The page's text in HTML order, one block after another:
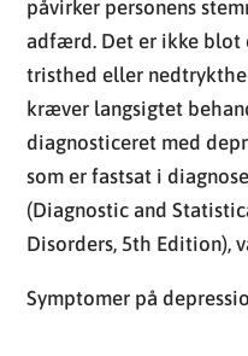
som er fastsat i
(Diagnostic and
Disorders, 5th Edition),
Symptomer på
Vedvarende
Irritabilitet